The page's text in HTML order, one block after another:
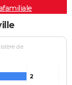
de
2